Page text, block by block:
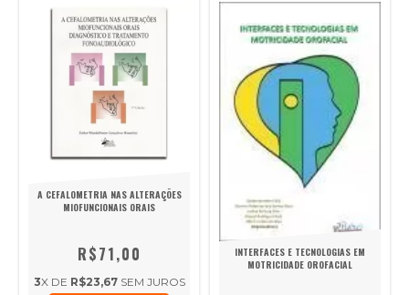
A CEFALOMETRIA NAS ALTERAÇÕES
MIOFUNCIONAIS ORAIS
R$71,00
3X DE R$23,67SEM JUROS
INTERFACES E TECNOLOGIAS EM
MOTRICIDADE OROFACIAL